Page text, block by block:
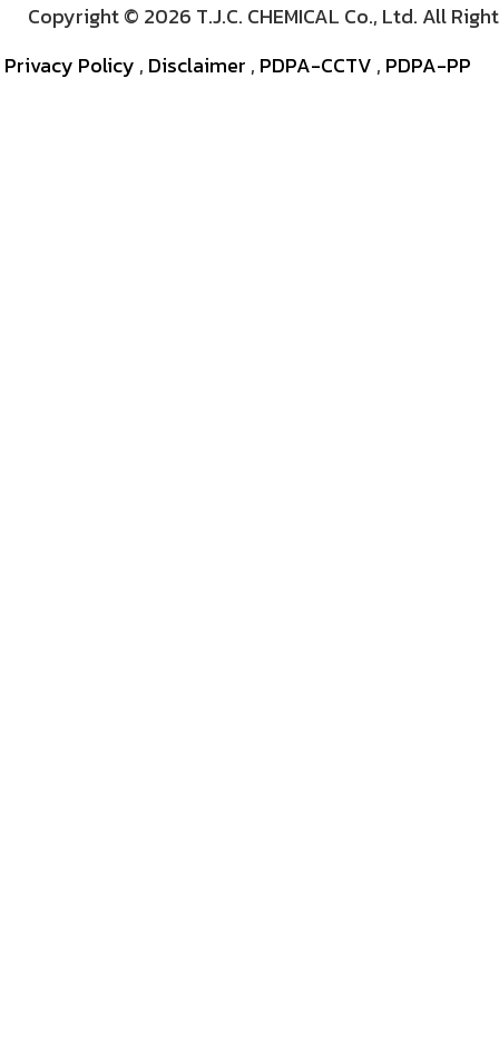
Copyright © 2026 T.J.C. CHEMICAL Co., Ltd. All
Privacy Policy , Disclaimer , PDPA-CCTV , PDPA-PP